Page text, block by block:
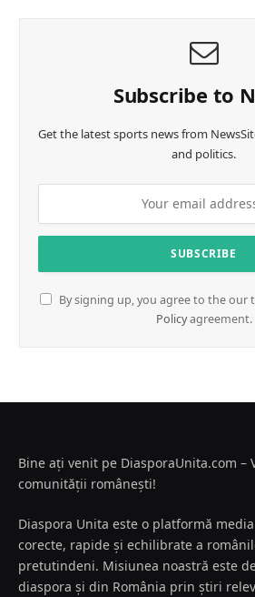
Subscribe to
Get the latest sports news from
and politics.
By signing up, you agree to the our
Policyagreement.
Bine ați venit pe DiasporaUnita.com –
comunității românești!
Diaspora Unita este o platformă
corecte, rapide și echilibrate a
pretutindeni. Misiunea noastră este
diaspora și din România prin știri